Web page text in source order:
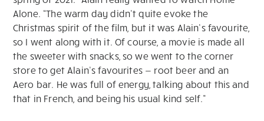
Alone. “The warm day didn’t quite evoke the
Christmas spirit of the film, but it was Alain’s favourite,
so I went along with it. Of course, a movie is made all
the sweeter with snacks, so we went to the corner
store to get Alain’s favourites — root beer and an
Aero bar. He was full of energy, talking about this and
that in French, and being his usual kind self.”